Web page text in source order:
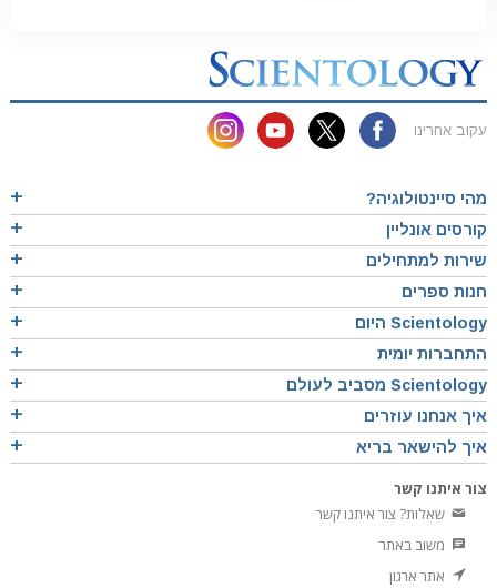
עקוב אחרינו
מהי סיינטולוגיה?
קורסים אונליין
שירות למתחילים
חנות ספרים
Scientology היום
התחברות יומית
Scientology מסביב לעולם
איך אנחנו עוזרים
איך להישאר בריא
צור איתנו קשר
שאלות? צור איתנו קשר
משוב באתר
אתר ארגון